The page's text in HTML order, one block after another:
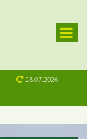
28.07.2026